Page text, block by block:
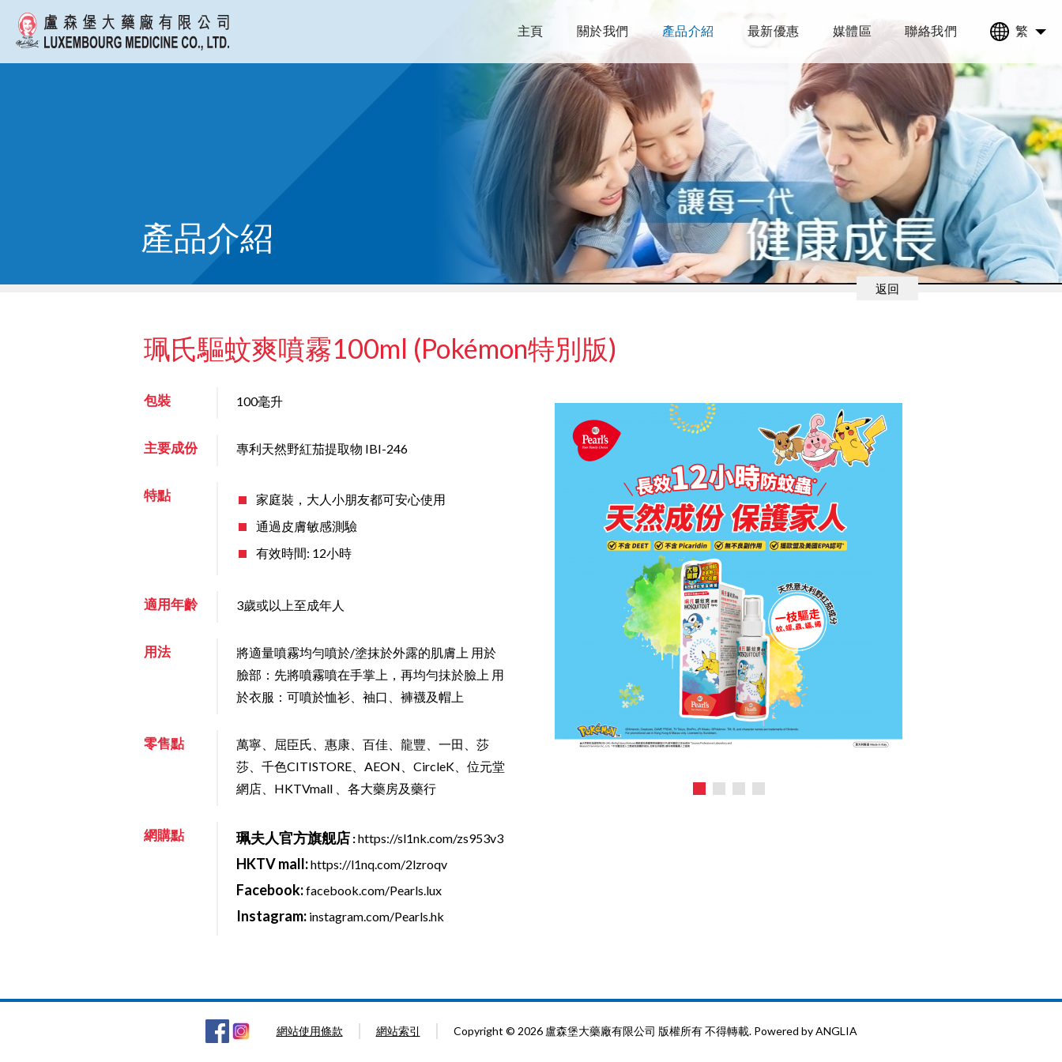
主頁 關於我們 產品介紹 最新優惠 媒體區 聯絡我們 繁
產品介紹
返回
珮氏驅蚊爽噴霧100ml (Pokémon特別版)
包裝 100毫升
主要成份 專利天然野紅茄提取物 IBI-246
特點
家庭裝，大人小朋友都可安心使用
通過皮膚敏感測驗
有效時間: 12小時
適用年齡 3歲或以上至成年人
用法
將適量噴霧均勻噴於/塗抹於外露的肌膚上 用於
臉部：先將噴霧噴在手掌上，再均勻抺於臉上 用
於衣服：可噴於恤衫、袖口、褲襪及帽上
零售點
萬寧、屈臣氏、惠康、百佳、龍豐、一田、莎
莎、千色CITISTORE、AEON、CircleK、位元堂
網店、HKTVmall 、各大藥房及藥行
網購點 珮夫人官方旗舰店 :https://sl1nk.com/zs953v3
HKTV mall:https://l1nq.com/2lzroqv
Facebook:facebook.com/Pearls.lux
Instagram: instagram.com/Pearls.hk
網站使用條款 網站索引 Copyright © 2026 盧森堡大藥廠有限公司 版權所有 不得轉載. Powered byANGLIA